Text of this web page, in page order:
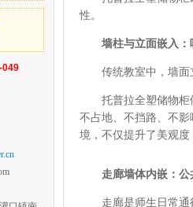
049
性。
墙柱与立面嵌入
传统教室中，墙
托普拉全塑储物
不占地、不挡路、不
境，不仅提升了美观
走廊墙体内嵌：
走廊是师生日常